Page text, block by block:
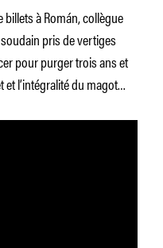
à Román, collègue
pris de vertiges
pour purger trois ans et
l’intégralité du magot…